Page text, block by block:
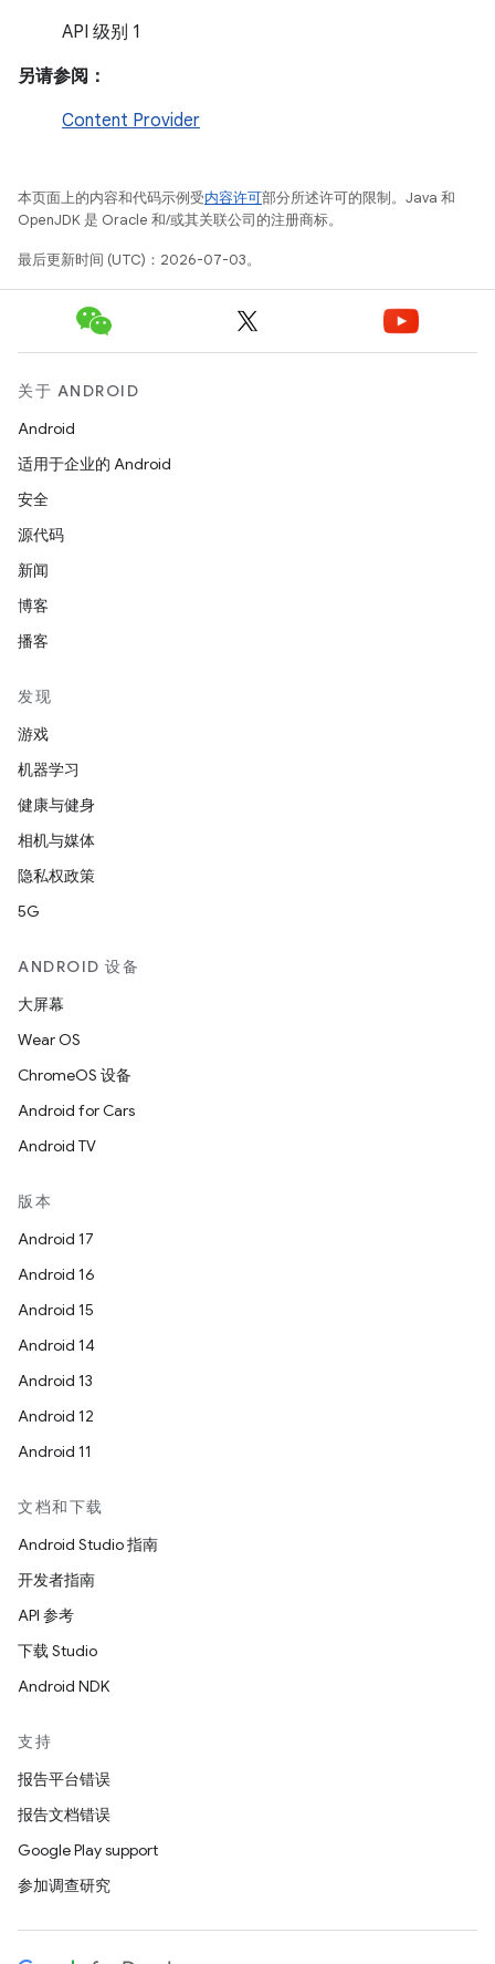
API 级别 1
另请参阅：
Content Provider
本页面上的内容和代码示例受内容许可部分所述许可的限制。Java 和
OpenJDK 是 Oracle 和/或其关联公司的注册商标。
最后更新时间 (UTC)：2026-07-03。
关于 ANDROID
Android
适用于企业的 Android
安全
源代码
新闻
博客
播客
发现
游戏
机器学习
健康与健身
相机与媒体
隐私权政策
5G
ANDROID 设备
大屏幕
Wear OS
ChromeOS 设备
Android for Cars
Android TV
版本
Android 17
Android 16
Android 15
Android 14
Android 13
Android 12
Android 11
文档和下载
Android Studio 指南
开发者指南
API 参考
下载 Studio
Android NDK
支持
报告平台错误
报告文档错误
Google Play support
参加调查研究